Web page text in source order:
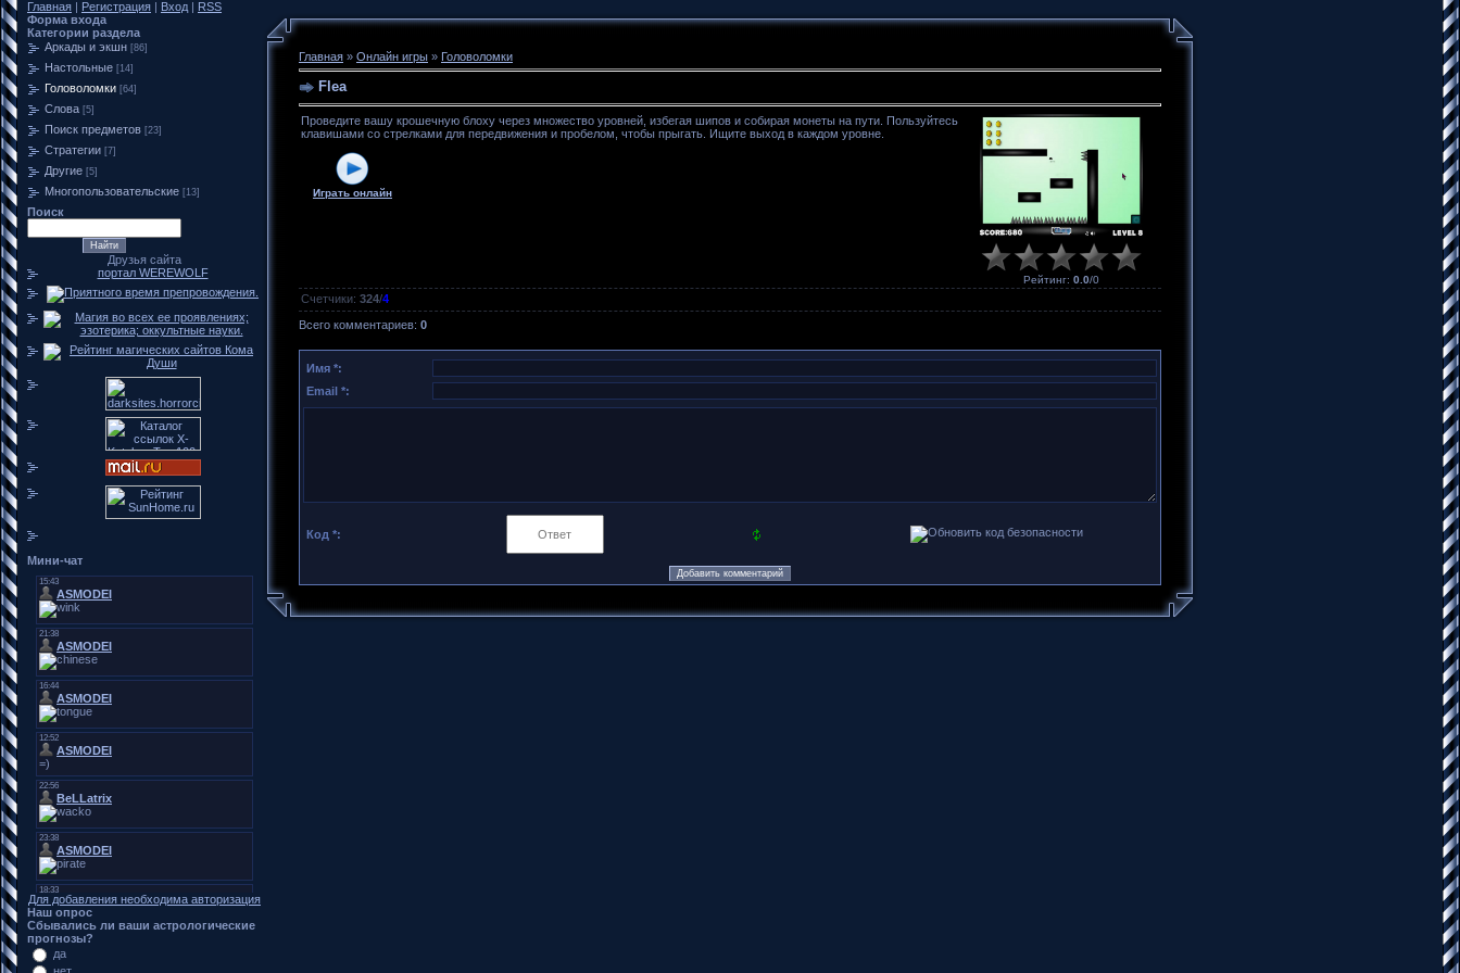
Главная | Регистрация | Вход | RSS
Форма входа
Категории раздела
Аркады и экшн [86]
Настольные [14]
Головоломки [64]
Слова [5]
Поиск предметов [23]
Стратегии [7]
Другие [5]
Многопользовательские [13]
Поиск
Друзья сайта
портал WEREWOLF
Мини-чат
Для добавления необходима авторизация
Наш опрос
Сбывались ли ваши астрологические
прогнозы?
да
нет
Главная » Онлайн игры » Головоломки
Flea
Проведите вашу крошечную блоху через множество уровней, избегая шипов и собирая монеты на пути. Пользуйтесь
клавишами со стрелками для передвижения и пробелом, чтобы прыгать. Ищите выход в каждом уровне.
Играть онлайн
Рейтинг: 0.0/0
Счетчики: 324/4
Всего комментариев: 0
Имя *:
Email *:
Код *: